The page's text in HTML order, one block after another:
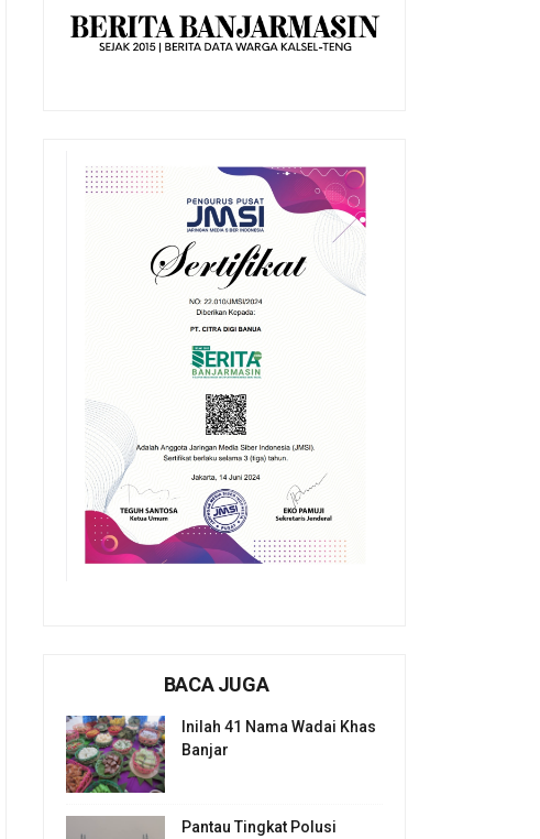
BACA JUGA
Inilah 41 Nama Wadai Khas
Banjar
Pantau Tingkat Polusi